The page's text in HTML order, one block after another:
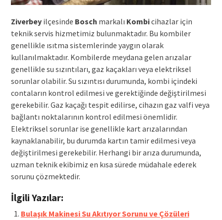
Ziverbeyilçesinde Bosch markalı Kombicihazlar için
teknik servis hizmetimiz bulunmaktadır. Bu kombiler
genellikle ısıtma sistemlerinde yaygın olarak
kullanılmaktadır. Kombilerde meydana gelen arızalar
genellikle su sızıntıları, gaz kaçakları veya elektriksel
sorunlar olabilir. Su sızıntısı durumunda, kombi içindeki
contaların kontrol edilmesi ve gerektiğinde değiştirilmesi
gerekebilir. Gaz kaçağı tespit edilirse, cihazın gaz valfi veya
bağlantı noktalarının kontrol edilmesi önemlidir.
Elektriksel sorunlar ise genellikle kart arızalarından
kaynaklanabilir, bu durumda kartın tamir edilmesi veya
değiştirilmesi gerekebilir. Herhangi bir arıza durumunda,
uzman teknik ekibimiz en kısa sürede müdahale ederek
sorunu çözmektedir.
İlgili Yazılar:
Bulaşık Makinesi Su Akıtıyor Sorunu ve Çözüleri